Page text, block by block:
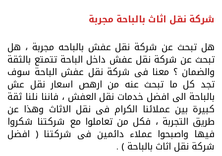
شركة نقل اثاث بالباحة مجربة
هل تبحث عن شركة نقل عفش بالباحه مجربة ، هل
تبحث عن شركة نقل عفش داخل الباحة تتمتع بالثقة
والضمان ؟ معنا فى شركة نقل عفش الباحة سوف
تجد كل ما تبحث عنه من ارهص اسعار نقل عش
بالباحة الى افضل خدمات نقل العفش ، فاننا نلنا ثقة
كبيرة بين عملائنا الكرام فى نقل الاثاث وهذا عن
طريق التجربة ، فكل من تعاملوا مع شركتنا شكروا
فيها واصبحوا عملاء دائمين فى شركتنا ( افضل
شركة نقل اثاث بالباحة ) .